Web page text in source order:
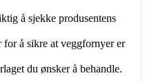
å sjekke produsentens
å sikre at veggfornyer er
du ønsker å behandle.